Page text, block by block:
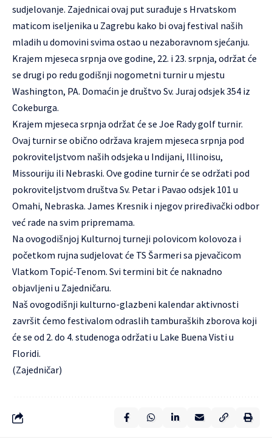
sudjelovanje. Zajednicai ovaj put surađuje s Hrvatskom
maticom iseljenika u Zagrebu kako bi ovaj festival naših
mladih u domovini svima ostao u nezaboravnom sjećanju.
Krajem mjeseca srpnja ove godine, 22. i 23. srpnja, održat će
se drugi po redu godišnji nogometni turnir u mjestu
Washington, PA. Domaćin je društvo Sv. Juraj odsjek 354 iz
Cokeburga.
Krajem mjeseca srpnja održat će se Joe Rady golf turnir.
Ovaj turnir se obično održava krajem mjeseca srpnja pod
pokroviteljstvom naših odsjeka u Indijani, Illinoisu,
Missouriju ili Nebraski. Ove godine turnir će se održati pod
pokroviteljstvom društva Sv. Petar i Pavao odsjek 101 u
Omahi, Nebraska. James Kresnik i njegov priređivački odbor
već rade na svim pripremama.
Na ovogodišnjoj Kulturnoj turneji polovicom kolovoza i
početkom rujna sudjelovat će TS Šarmeri sa pjevačicom
Vlatkom Topić-Tenom. Svi termini bit će naknadno
objavljeni u Zajedničaru.
Naš ovogodišnji kulturno-glazbeni kalendar aktivnosti
završit ćemo festivalom odraslih tamburaških zborova koji
će se od 2. do 4. studenoga održati u Lake Buena Visti u
Floridi.
(Zajedničar)